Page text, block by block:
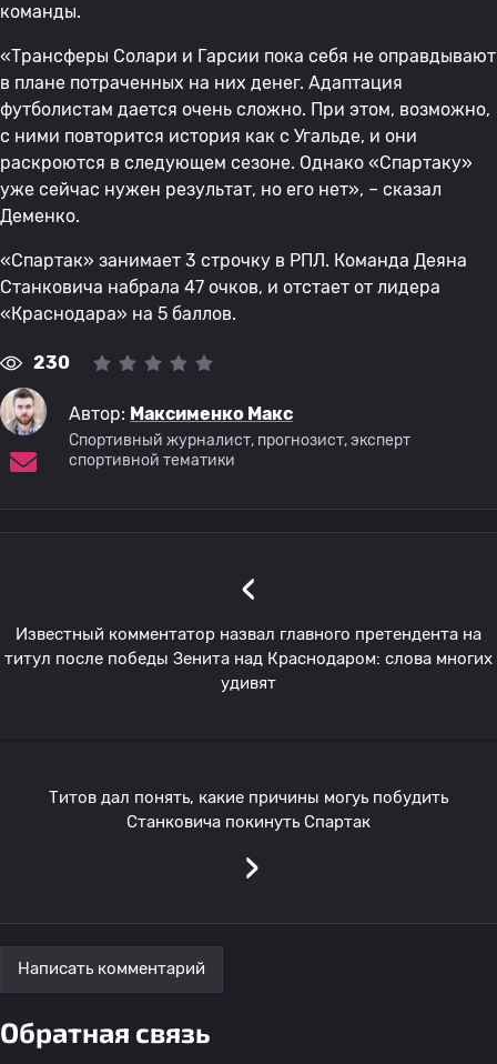
команды.
«Трансферы Солари и Гарсии пока себя не оправдывают
в плане потраченных на них денег. Адаптация
футболистам дается очень сложно. При этом, возможно,
с ними повторится история как с Угальде, и они
раскроются в следующем сезоне. Однако «Спартаку»
уже сейчас нужен результат, но его нет», – сказал
Деменко.
«Спартак» занимает 3 строчку в РПЛ. Команда Деяна
Станковича набрала 47 очков, и отстает от лидера
«Краснодара» на 5 баллов.
230
Автор: Максименко Макс
Спортивный журналист, прогнозист, эксперт
спортивной тематики
‹
Известный комментатор назвал главного претендента на
титул после победы Зенита над Краснодаром: слова многих
удивят
Титов дал понять, какие причины могуь побудить
Станковича покинуть Спартак
›
Написать комментарий
Обратная связь